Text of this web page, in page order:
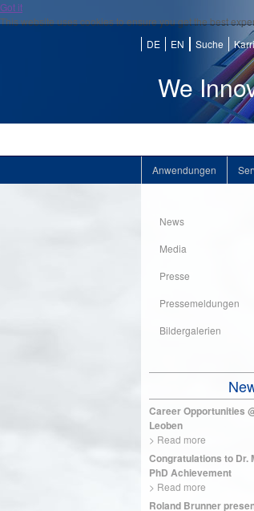
Got it
This website uses cookies to ensure you get the best
We
DE EN Suche
Anwendungen
News
Media
Presse
Pressemeldungen
Bildergalerien
Career Opportunities
Leoben
> Read more
Congratulations to Dr.
PhD Achievement
> Read more
Roland Brunner